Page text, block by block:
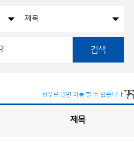
검색
좌우로 밀면 이동 할 수 있습니다.
제목